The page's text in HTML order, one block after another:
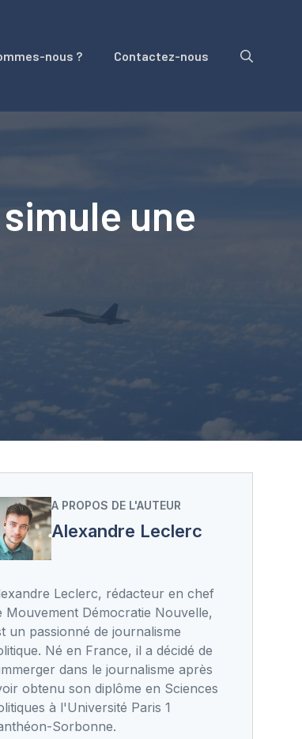
nous ? Contactez-nous
une
A PROPOS DE L'AUTEUR
Alexandre Leclerc
Leclerc, rédacteur en chef
Mouvement Démocratie Nouvelle,
un passionné de journalisme
Né en France, il a décidé de
dans le journalisme après
obtenu son diplôme en Sciences
à l'Université Paris 1
Sorbonne.